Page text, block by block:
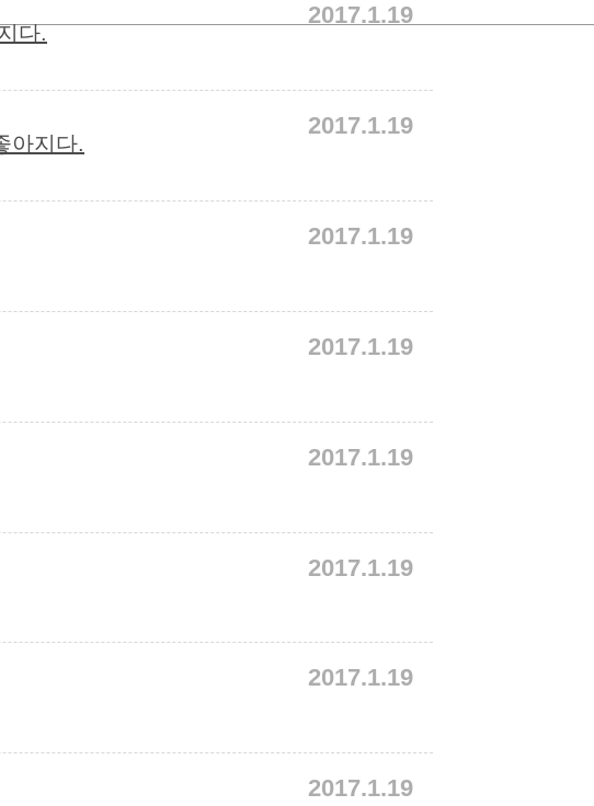
2017.1.19
다.
2017.1.19
아지다.
2017.1.19
2017.1.19
2017.1.19
2017.1.19
2017.1.19
2017.1.19